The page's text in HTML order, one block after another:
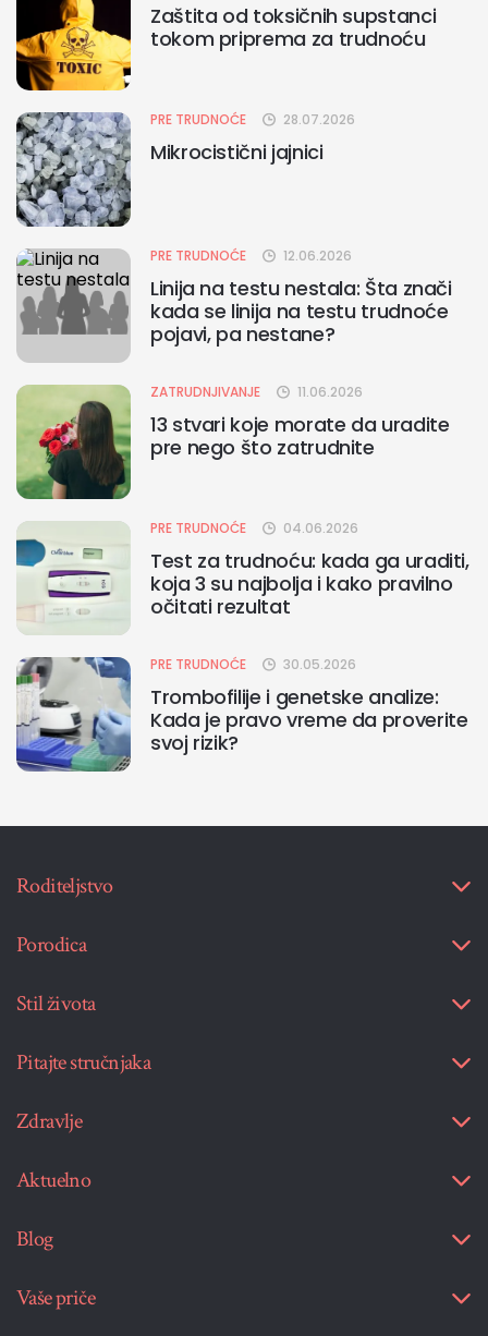
Zaštita od toksičnih supstanci
tokom priprema za trudnoću
PRE TRUDNOĆE 28.07.2026
Mikrocistični jajnici
PRE TRUDNOĆE 12.06.2026
Linija na testu nestala: Šta znači
kada se linija na testu trudnoće
pojavi, pa nestane?
ZATRUDNJIVANJE 11.06.2026
13 stvari koje morate da uradite
pre nego što zatrudnite
PRE TRUDNOĆE 04.06.2026
Test za trudnoću: kada ga uraditi,
koja 3 su najbolja i kako pravilno
očitati rezultat
PRE TRUDNOĆE 30.05.2026
Trombofilije i genetske analize:
Kada je pravo vreme da proverite
svoj rizik?
Roditeljstvo
Porodica
Stil života
Pitajte stručnjaka
Zdravlje
Aktuelno
Blog
Vaše priče